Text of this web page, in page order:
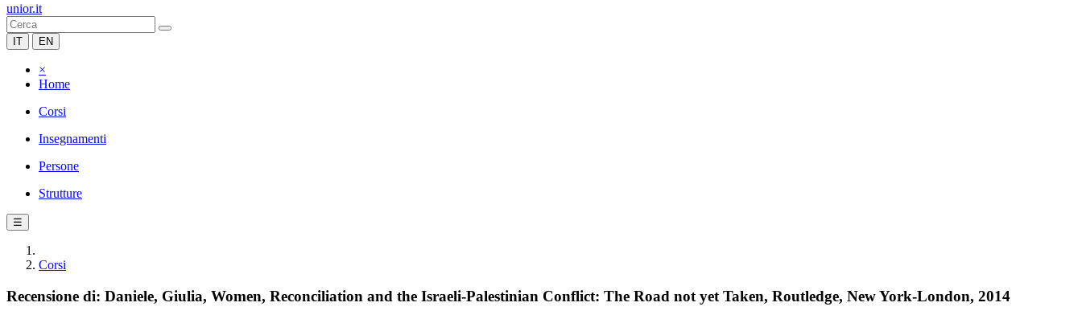
unior.it
IT EN
×
Home
Corsi
Insegnamenti
Persone
Strutture
☰
Corsi
Recensione di: Daniele, Giulia, Women, Reconciliation and the Israeli-Palestinian Conflict: The Road not yet Taken, Routledge, New York-London, 2014